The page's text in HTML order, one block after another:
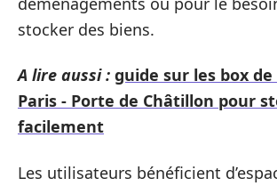
stocker des biens.
A lire aussi : guide sur les box
Paris - Porte de Châtillon pour
facilement
Les utilisateurs bénéficient